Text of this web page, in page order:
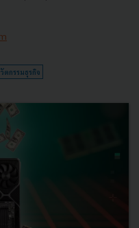
ตกรรมธุรกิจ